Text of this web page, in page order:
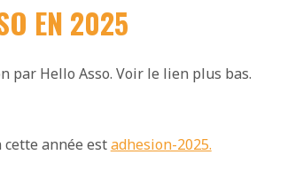
EN 2025
par Hello Asso. Voir le lien plus bas.
année estadhesion-2025.